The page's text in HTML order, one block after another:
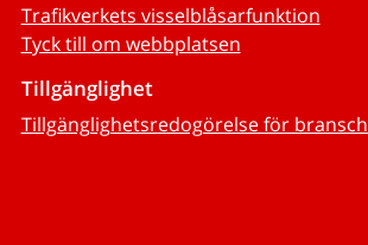
Trafikverkets visselblåsarfunktion
Tyck till om webbplatsen
Tillgänglighet
Tillgänglighetsredogörelse för